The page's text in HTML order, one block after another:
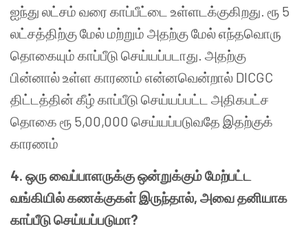
ஐந்து லட்சம் வரை காப்பீட்டை உள்ளடக்குகிறது. ரூ 5
லட்சத்திற்கு மேல் மற்றும் அதற்கு மேல் எந்தவொரு
தொகையும் காப்பீடு செய்யப்படாது. அதற்கு
பின்னால் உள்ள காரணம் என்னவென்றால் DICGC
திட்டத்தின் கீழ் காப்பீடு செய்யப்பட்ட அதிகபட்ச
தொகை ரூ 5,00,000 செய்யப்படுவதே இதற்குக்
காரணம்
4. ஒரு வைப்பாளருக்கு ஒன்றுக்கும் மேற்பட்ட
வங்கியில் கணக்குகள் இருந்தால், அவை தனியாக
காப்பீடு செய்யப்படுமா?